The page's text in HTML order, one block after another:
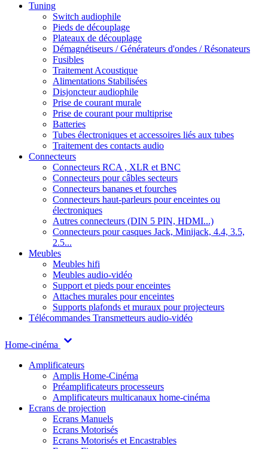
Tuning
Switch audiophile
Pieds de découplage
Plateaux de découplage
Démagnétiseurs / Générateurs d'ondes / Résonateurs
Fusibles
Traitement Acoustique
Alimentations Stabilisées
Disjoncteur audiophile
Prise de courant murale
Prise de courant pour multiprise
Batteries
Tubes électroniques et accessoires liés aux tubes
Traitement des contacts audio
Connecteurs
Connecteurs RCA , XLR et BNC
Connecteurs pour câbles secteurs
Connecteurs bananes et fourches
Connecteurs haut-parleurs pour enceintes ou
électroniques
Autres connecteurs (DIN 5 PIN, HDMI...)
Connecteurs pour casques Jack, Minijack, 4.4, 3.5,
2.5...
Meubles
Meubles hifi
Meubles audio-vidéo
Support et pieds pour enceintes
Attaches murales pour enceintes
Supports plafonds et muraux pour projecteurs
Télécommandes Transmetteurs audio-vidéo
Home-cinéma
Amplificateurs
Amplis Home-Cinéma
Préamplificateurs processeurs
Amplificateurs multicanaux home-cinéma
Ecrans de projection
Ecrans Manuels
Ecrans Motorisés
Ecrans Motorisés et Encastrables